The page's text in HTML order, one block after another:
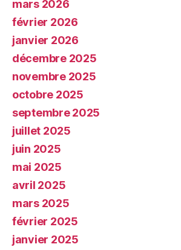
mars 2026
février 2026
janvier 2026
décembre 2025
novembre 2025
octobre 2025
septembre 2025
juillet 2025
juin 2025
mai 2025
avril 2025
mars 2025
février 2025
janvier 2025